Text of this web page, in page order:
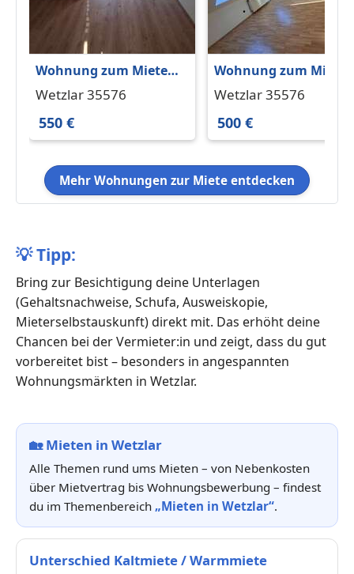
Wohnung zum Mieten
in Wetzlar 550 € 36 m²
Wetzlar 35576
550 €
Wohnung zum Mieten
in Wetzlar 500 € 30 m²
Wetzlar 35576
500 €
Mehr Wohnungen zur Miete entdecken
💡Tipp:
Bring zur Besichtigung deine Unterlagen
(Gehaltsnachweise, Schufa, Ausweiskopie,
Mieterselbstauskunft) direkt mit. Das erhöht deine
Chancen bei der Vermieter:in und zeigt, dass du gut
vorbereitet bist – besonders in angespannten
Wohnungsmärkten in Wetzlar.
🏡Mieten in Wetzlar
Alle Themen rund ums Mieten – von Nebenkosten
über Mietvertrag bis Wohnungsbewerbung – findest
du im Themenbereich „Mieten in Wetzlar“.
Unterschied Kaltmiete / Warmmiete